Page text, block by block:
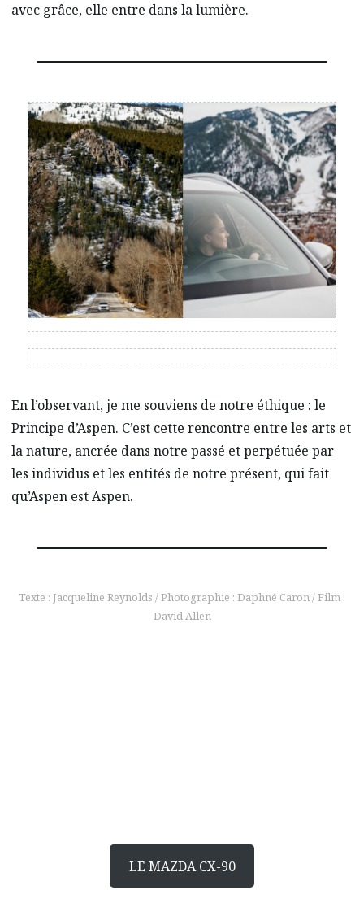
avec grâce, elle entre dans la lumière.
En l’observant, je me souviens de notre éthique : le
Principe d’Aspen. C’est cette rencontre entre les arts et
la nature, ancrée dans notre passé et perpétuée par
les individus et les entités de notre présent, qui fait
qu’Aspen est Aspen.
Texte : Jacqueline Reynolds / Photographie : Daphné Caron / Film :
David Allen
LE MAZDA CX-90